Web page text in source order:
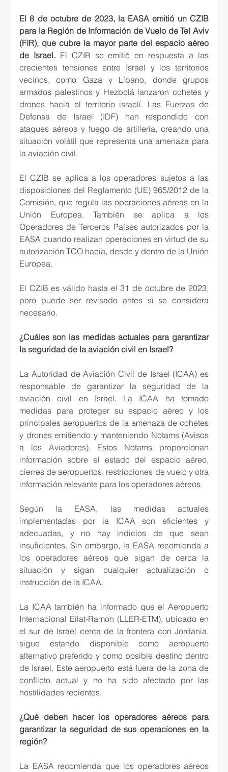
El 8 de octubre de 2023, la EASA emitió un CZIB
para la Región de Información de Vuelo de Tel Aviv
(FIR), que cubre la mayor parte del espacio aéreo
de Israel. El CZIB se emitió en respuesta a las
crecientes tensiones entre Israel y los territorios
vecinos, como Gaza y Líbano, donde grupos
armados palestinos y Hezbolá lanzaron cohetes y
drones hacia el territorio israelí. Las Fuerzas de
Defensa de Israel (IDF) han respondido con
ataques aéreos y fuego de artillería, creando una
situación volátil que representa una amenaza para
la aviación civil.
El CZIB se aplica a los operadores sujetos a las
disposiciones del Reglamento (UE) 965/2012 de la
Comisión, que regula las operaciones aéreas en la
Unión Europea. También se aplica a los
Operadores de Terceros Países autorizados por la
EASA cuando realizan operaciones en virtud de su
autorización TCO hacia, desde y dentro de la Unión
Europea.
El CZIB es válido hasta el 31 de octubre de 2023,
pero puede ser revisado antes si se considera
necesario.
¿Cuáles son las medidas actuales para garantizar
la seguridad de la aviación civil en Israel?
La Autoridad de Aviación Civil de Israel (ICAA) es
responsable de garantizar la seguridad de la
aviación civil en Israel. La ICAA ha tomado
medidas para proteger su espacio aéreo y los
principales aeropuertos de la amenaza de cohetes
y drones emitiendo y manteniendo Notams (Avisos
a los Aviadores). Estos Notams proporcionan
información sobre el estado del espacio aéreo,
cierres de aeropuertos, restricciones de vuelo y otra
información relevante para los operadores aéreos.
Según la EASA, las medidas actuales
implementadas por la ICAA son eficientes y
adecuadas, y no hay indicios de que sean
insuficientes. Sin embargo, la EASA recomienda a
los operadores aéreos que sigan de cerca la
situación y sigan cualquier actualización o
instrucción de la ICAA.
La ICAA también ha informado que el Aeropuerto
Internacional Eilat-Ramon (LLER-ETM), ubicado en
el sur de Israel cerca de la frontera con Jordania,
sigue estando disponible como aeropuerto
alternativo preferido y como posible destino dentro
de Israel. Este aeropuerto está fuera de la zona de
conflicto actual y no ha sido afectado por las
hostilidades recientes.
¿Qué deben hacer los operadores aéreos para
garantizar la seguridad de sus operaciones en la
región?
La EASA recomienda que los operadores aéreos